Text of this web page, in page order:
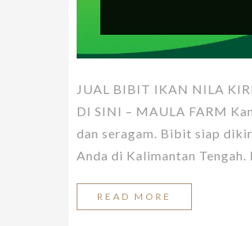
JUAL BIBIT IKAN NILA
DI SINI – MAULA FARM
dan seragam. Bibit siap
Anda di Kalimantan
READ MORE